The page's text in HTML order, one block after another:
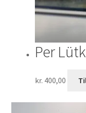
Per
kr. 400,00